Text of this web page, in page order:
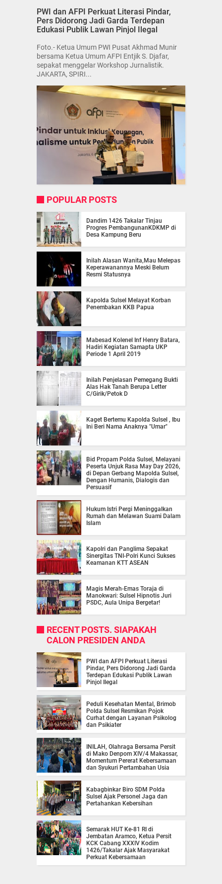
PWI dan AFPI Perkuat Literasi Pindar,
Pers Didorong Jadi Garda Terdepan
Edukasi Publik Lawan Pinjol Ilegal
Foto.- Ketua Umum PWI Pusat Akhmad Munir
bersama Ketua Umum AFPI Entjik S. Djafar,
sepakat menggelar Workshop Jurnalistik.
JAKARTA, SPIRI...
POPULAR POSTS
Dandim 1426 Takalar Tinjau
Progres PembangunanKDKMP di
Desa Kampung Beru
Inilah Alasan Wanita,Mau Melepas
Keperawanannya Meski Belum
Resmi Statusnya
Kapolda Sulsel Melayat Korban
Penembakan KKB Papua
Mabesad Kolenel Inf Henry Batara,
Hadiri Kegiatan Samapta UKP
Periode 1 April 2019
Inilah Penjelasan Pemegang Bukti
Alas Hak Tanah Berupa Letter
C/Girik/Petok D
Kaget Bertemu Kapolda Sulsel , Ibu
Ini Beri Nama Anaknya "Umar"
Bid Propam Polda Sulsel, Melayani
Peserta Unjuk Rasa May Day 2026,
di Depan Gerbang Mapolda Sulsel,
Dengan Humanis, Dialogis dan
Persuasif
Hukum Istri Pergi Meninggalkan
Rumah dan Melawan Suami Dalam
Islam
Kapolri dan Panglima Sepakat
Sinergitas TNI-Polri Kunci Sukses
Keamanan KTT ASEAN
Magis Merah-Emas Toraja di
Manokwari: Sulsel Hipnotis Juri
PSDC, Aula Unipa Bergetar!
RECENT POSTS. SIAPAKAH
CALON PRESIDEN ANDA
PWI dan AFPI Perkuat Literasi
Pindar, Pers Didorong Jadi Garda
Terdepan Edukasi Publik Lawan
Pinjol Ilegal
Peduli Kesehatan Mental, Brimob
Polda Sulsel Resmikan Pojok
Curhat dengan Layanan Psikolog
dan Psikiater
INILAH, Olahraga Bersama Persit
di Mako Denpom XIV/4 Makassar,
Momentum Pererat Kebersamaan
dan Syukuri Pertambahan Usia
Kabagbinkar Biro SDM Polda
Sulsel Ajak Personel Jaga dan
Pertahankan Kebersihan
Semarak HUT Ke-81 RI di
Jembatan Aramco, Ketua Persit
KCK Cabang XXXIV Kodim
1426/Takalar Ajak Masyarakat
Perkuat Kebersamaan